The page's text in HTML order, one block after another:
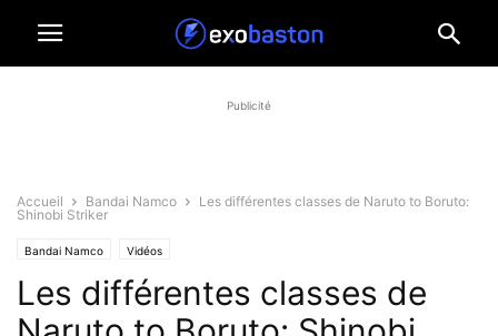
Publicité
Accueil Bandai Namco
Les différentes classes de Naruto to Boruto:
Shinobi Striker
Bandai Namco Vidéos
Les différentes classes de